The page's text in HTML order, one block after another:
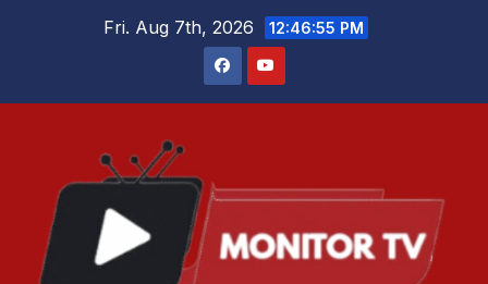
Fri. Aug 7th, 2026 12:46:56 PM